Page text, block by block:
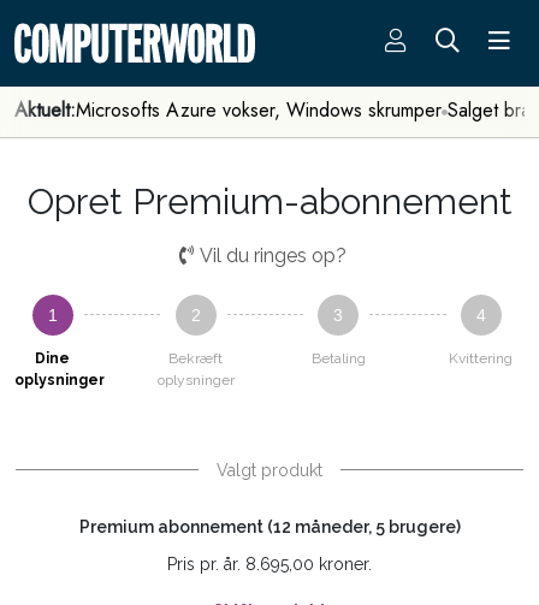
Aktuelt:Microsofts Azure vokser, Windows skrumper Salget
Opret Premium-abonnement
Vil du ringes op?
1
Dine
oplysninger
2
Bekræft
oplysninger
3
Betaling
4
Kvittering
Valgt produkt
Premium abonnement (12 måneder, 5 brugere)
Pris pr. år. 8.695,00 kroner.